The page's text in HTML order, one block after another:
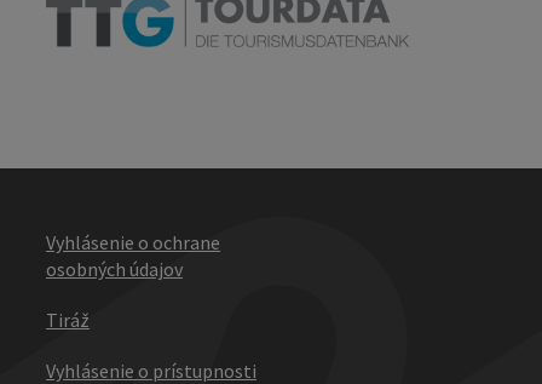
Vyhlásenie o ochrane
osobných údajov
Tiráž
Vyhlásenie o prístupnosti